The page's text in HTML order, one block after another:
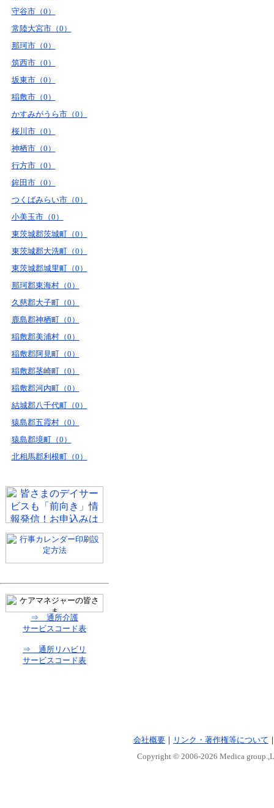
守谷市（0）
常陸大宮市（0）
那珂市（0）
筑西市（0）
坂東市（0）
稲敷市（0）
かすみがうら市（0）
桜川市（0）
神栖市（0）
行方市（0）
鉾田市（0）
つくばみらい市（0）
小美玉市（0）
東茨城郡茨城町（0）
東茨城郡大洗町（0）
東茨城郡城里町（0）
那珂郡東海村（0）
久慈郡大子町（0）
鹿島郡神栖町（0）
稲敷郡美浦村（0）
稲敷郡阿見町（0）
稲敷郡茎崎町（0）
稲敷郡河内町（0）
結城郡八千代町（0）
猿島郡五霞村（0）
猿島郡境町（0）
北相馬郡利根町（0）
⇒ 通所介護
サービスコード表
⇒ 通所リハビリ
サービスコード表
会社概要 ｜ リンク・著作権等について
Copyright © 2006-2026 Medica